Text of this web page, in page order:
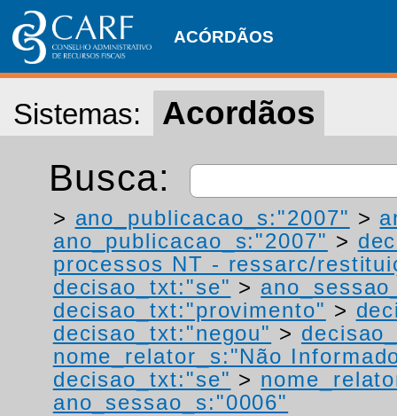
ACÓRDÃOS
Sistemas: Acordãos
Busca:
> ano_publicacao_s:"2007" >
ano_publicacao_s:"2007" >
processos NT - ressarc/
decisao_txt:"se" >
decisao_txt:"provimento" >
decisao_txt:"negou" >
nome_relator_s:"Não
decisao_txt:"se" >
ano_sessao_s:"0006"